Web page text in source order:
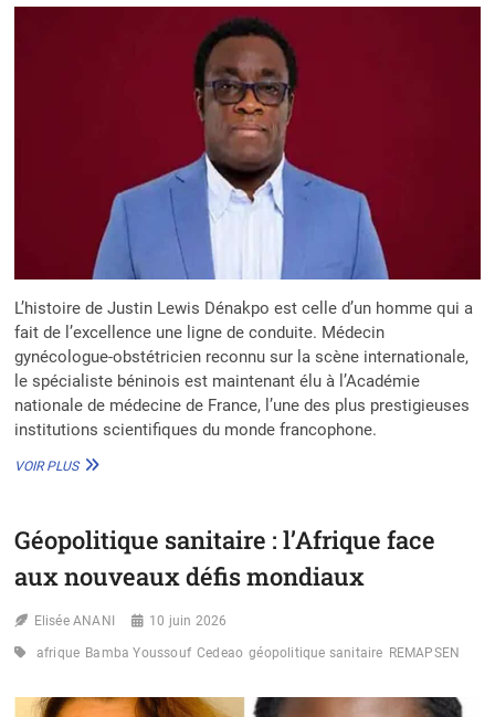
L’histoire de Justin Lewis Dénakpo est celle d’un homme qui a
fait de l’excellence une ligne de conduite. Médecin
gynécologue-obstétricien reconnu sur la scène internationale,
le spécialiste béninois est maintenant élu à l’Académie
nationale de médecine de France, l’une des plus prestigieuses
institutions scientifiques du monde francophone.
VOIR PLUSJUSTIN
BÉNINOISE
DANS
NATIONALE
MÉDECINE
FRANCE
Géopolitique sanitaire : l’Afrique face
aux nouveaux défis mondiaux
Elisée ANANI 10 juin 2026
afrique Bamba Youssouf Cedeao géopolitique sanitaire REMAPSEN